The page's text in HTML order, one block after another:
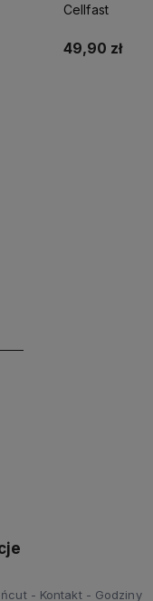
Cellfast
49,90 zł
- Kontakt - Godziny